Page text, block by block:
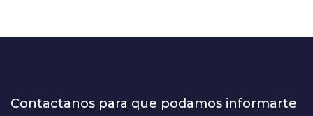
Contactanos para que podamos informarte